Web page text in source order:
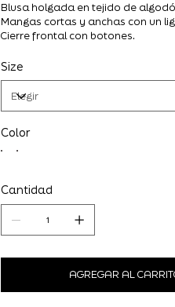
Blusa holgada en tejido de
Mangas cortas y anchas con un
Cierre frontal con botones.
Size
Color
Cantidad
AGREGAR AL